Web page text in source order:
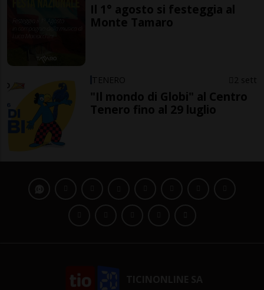
Il 1° agosto si festeggia al
Monte Tamaro
TENERO 2 sett
"Il mondo di Globi" al Centro
Tenero fino al 29 luglio